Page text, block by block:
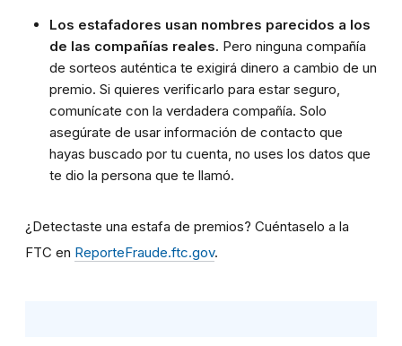
Los estafadores usan nombres parecidos a los
de las compañías reales. Pero ninguna compañía
de sorteos auténtica te exigirá dinero a cambio de un
premio. Si quieres verificarlo para estar seguro,
comunícate con la verdadera compañía. Solo
asegúrate de usar información de contacto que
hayas buscado por tu cuenta, no uses los datos que
te dio la persona que te llamó.
¿Detectaste una estafa de premios? Cuéntaselo a la
FTC en ReporteFraude.ftc.gov.